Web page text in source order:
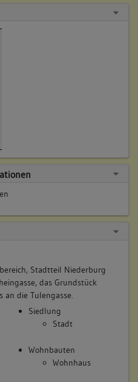
Stadtteil Niederburg
das Grundstück
die Tulengasse.
Siedlung
Stadt
Wohnbauten
Wohnhaus